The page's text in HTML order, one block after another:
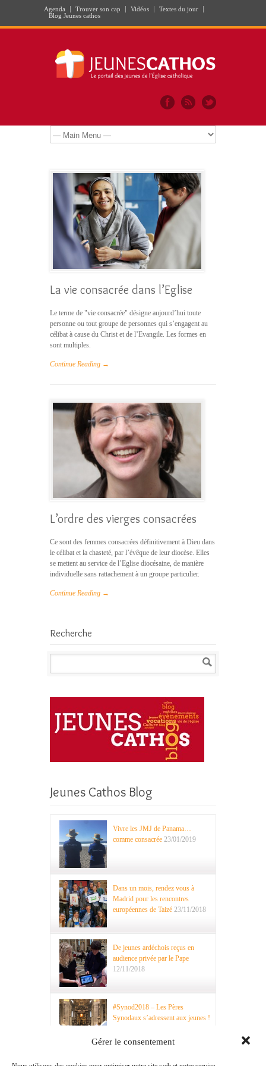
Gérer le consentement
Agenda Trouver son cap Vidéos
Textes du jour
Blog Jeunes cathos
La vie consacrée dans l’Eglise
Le terme de "vie consacrée" désigne aujourd’hui toute
personne ou tout groupe de personnes qui s’engagent au
célibat à cause du Christ et de l’Evangile. Les formes en
sont multiples.
Continue Reading →
L’ordre des vierges consacrées
Ce sont des femmes consacrées définitivement à Dieu dans
le célibat et la chasteté, par l’évêque de leur diocèse. Elles
se mettent au service de l’Eglise diocésaine, de manière
individuelle sans rattachement à un groupe particulier.
Continue Reading →
Recherche
Jeunes Cathos Blog
Vivre les JMJ de Panama…
comme consacrée 23/01/2019
Dans un mois, rendez vous à
Madrid pour les rencontres
européennes de Taizé 23/11/2018
De jeunes ardéchois reçus en
audience privée par le Pape
12/11/2018
#Synod2018 – Les Pères
Synodaux s’adressent aux jeunes !